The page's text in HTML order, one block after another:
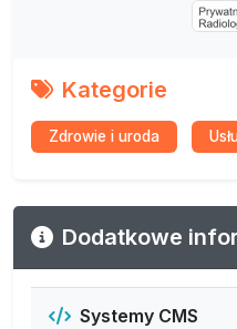
Kategorie
Zdrowie i uroda
Dodatkowe
Systemy CMS